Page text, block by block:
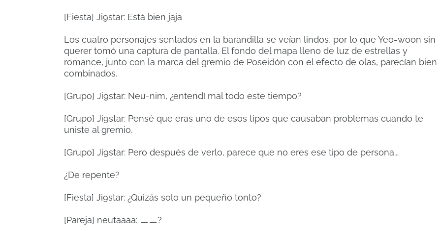
[Fiesta] Ji9star: Está bien jaja
Los cuatro personajes sentados en la barandilla se veían lindos, por lo que Yeo-woon sin
querer tomó una captura de pantalla. El fondo del mapa lleno de luz de estrellas y
romance, junto con la marca del gremio de Poseidón con el efecto de olas, parecían bien
combinados.
[Grupo] Ji9star: Neu-nim, ¿entendí mal todo este tiempo?
[Grupo] Ji9star: Pensé que eras uno de esos tipos que causaban problemas cuando te
uniste al gremio.
[Grupo] Ji9star: Pero después de verlo, parece que no eres ese tipo de persona...
¿De repente?
[Fiesta] Ji9star: ¿Quizás solo un pequeño tonto?
[Pareja] neutaaaa: ㅡㅡ?